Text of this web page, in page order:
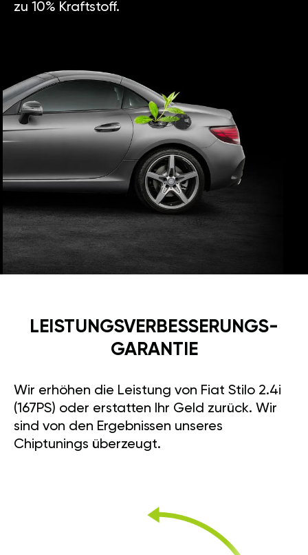
zu 10% Kraftstoff.
LEISTUNGSVERBESSE­RUNGS­
GARANTIE
Wir erhöhen die Leistung von Fiat Stilo 2.4i
(167PS) oder erstatten Ihr Geld zurück. Wir
sind von den Ergebnissen unseres
Chiptunings überzeugt.